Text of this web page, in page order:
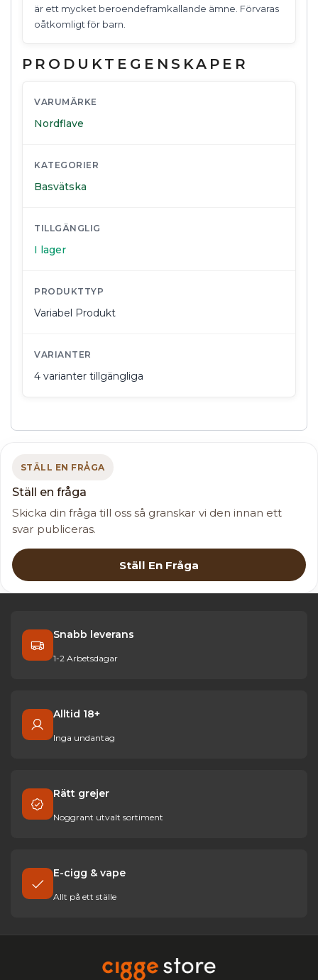
är ett mycket beroendeframkallande ämne. Förvaras
oåtkomligt för barn.
PRODUKTEGENSKAPER
VARUMÄRKE
Nordflave
KATEGORIER
Basvätska
TILLGÄNGLIG
I lager
PRODUKTTYP
Variabel Produkt
VARIANTER
4 varianter tillgängliga
STÄLL EN FRÅGA
Ställ en fråga
Skicka din fråga till oss så granskar vi den innan ett
svar publiceras.
Ställ En Fråga
Snabb leverans
1-2 Arbetsdagar
Alltid 18+
Inga undantag
Rätt grejer
Noggrant utvalt sortiment
E-cigg & vape
Allt på ett ställe